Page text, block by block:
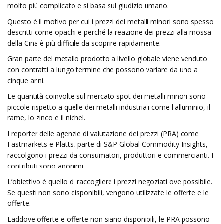
molto più complicato e si basa sul giudizio umano.
Questo è il motivo per cui i prezzi dei metalli minori sono spesso
descritti come opachi e perché la reazione dei prezzi alla mossa
della Cina è più difficile da scoprire rapidamente.
Gran parte del metallo prodotto a livello globale viene venduto
con contratti a lungo termine che possono variare da uno a
cinque anni.
Le quantità coinvolte sul mercato spot dei metalli minori sono
piccole rispetto a quelle dei metalli industriali come l'alluminio, il
rame, lo zinco e il nichel.
I reporter delle agenzie di valutazione dei prezzi (PRA) come
Fastmarkets e Platts, parte di S&P Global Commodity Insights,
raccolgono i prezzi da consumatori, produttori e commercianti. I
contributi sono anonimi.
L’obiettivo è quello di raccogliere i prezzi negoziati ove possibile.
Se questi non sono disponibili, vengono utilizzate le offerte e le
offerte.
Laddove offerte e offerte non siano disponibili, le PRA possono